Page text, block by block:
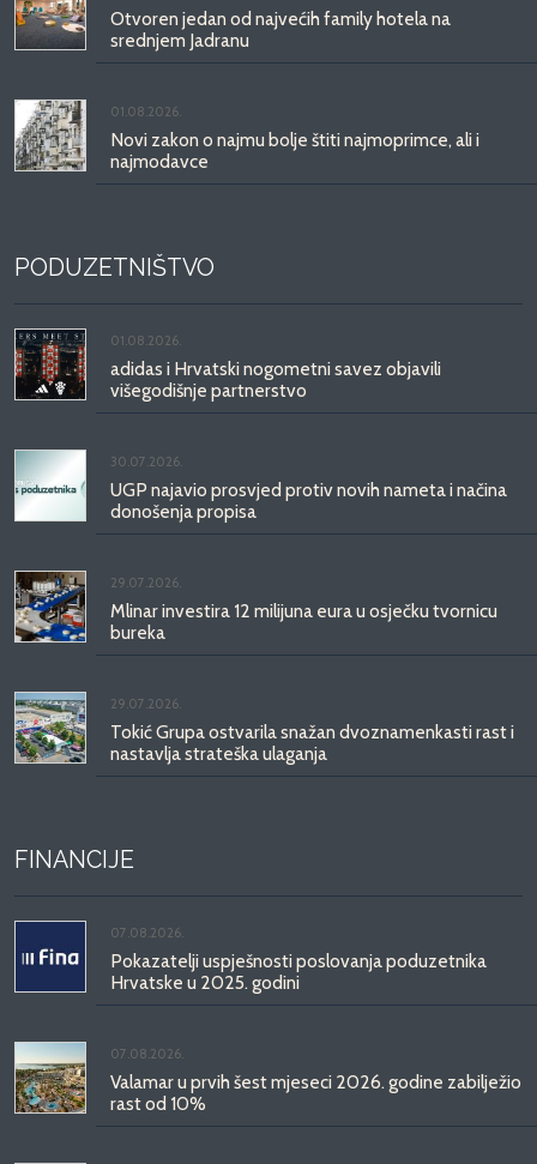
Otvoren jedan od najvećih family hotela na
srednjem Jadranu
01.08.2026.
Novi zakon o najmu bolje štiti najmoprimce, ali i
najmodavce
PODUZETNIŠTVO
01.08.2026.
adidas i Hrvatski nogometni savez objavili
višegodišnje partnerstvo
30.07.2026.
UGP najavio prosvjed protiv novih nameta i načina
donošenja propisa
29.07.2026.
Mlinar investira 12 milijuna eura u osječku tvornicu
bureka
29.07.2026.
Tokić Grupa ostvarila snažan dvoznamenkasti rast i
nastavlja strateška ulaganja
FINANCIJE
07.08.2026.
Pokazatelji uspješnosti poslovanja poduzetnika
Hrvatske u 2025. godini
07.08.2026.
Valamar u prvih šest mjeseci 2026. godine zabilježio
rast od 10%